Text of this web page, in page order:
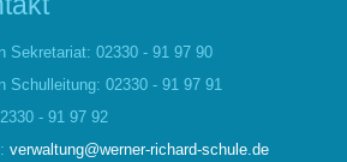
Sekretariat: 02330 - 91 97 90
Schulleitung: 02330 - 91 97 91
- 91 97 92
verwaltung@werner-richard-schule.de